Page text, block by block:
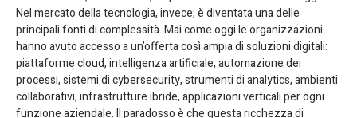
Nel mercato della tecnologia, invece, è diventata una delle
principali fonti di complessità. Mai come oggi le organizzazioni
hanno avuto accesso a un’offerta così ampia di soluzioni digitali:
piattaforme cloud, intelligenza artificiale, automazione dei
processi, sistemi di cybersecurity, strumenti di analytics, ambienti
collaborativi, infrastrutture ibride, applicazioni verticali per ogni
funzione aziendale. Il paradosso è che questa ricchezza di